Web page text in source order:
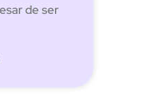
de ser